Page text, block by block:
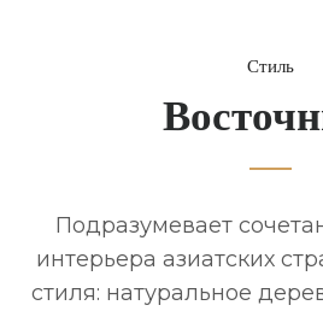
Стиль
Подразумевает
интерьера азиатских
стиля: натуральное